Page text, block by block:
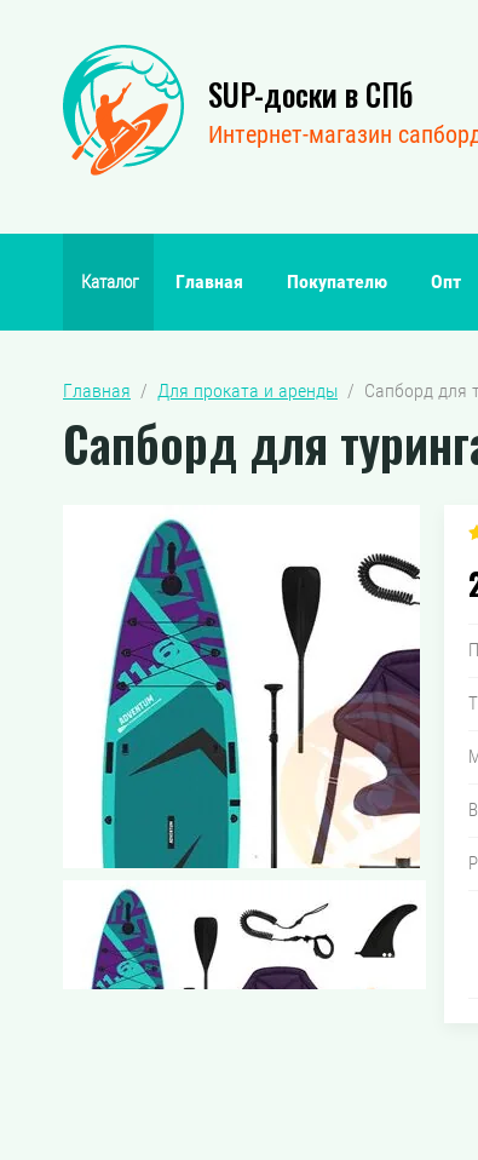
Каталог Главная Покупателю Опт
SUP-доски в СПб
Интернет-магазин
Главная
  /
Для проката и аренды
/  Сапборд
Сапборд для